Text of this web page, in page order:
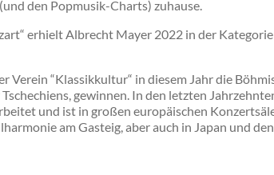
den Popmusik-Charts) zuhause.
erhielt Albrecht Mayer 2022 in der
Verein “Klassikkultur“ in diesem Jahr die
gewinnen. In den letzten
und ist in großen europäischen
am Gasteig, aber auch in Japan und